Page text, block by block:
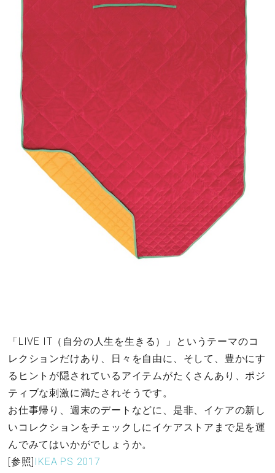
「LIVE IT（自分の人生を生きる）」というテーマのコ
レクションだけあり、日々を自由に、そして、豊かにす
るヒントが隠されているアイテムがたくさんあり、ポジ
ティブな刺激に満たされそうです。
お仕事帰り、週末のデートなどに、是非、イケアの新し
いコレクションをチェックしにイケアストアまで足を運
んでみてはいかがでしょうか。
[参照] IKEA PS 2017